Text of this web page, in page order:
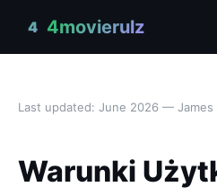
4 4movierulz
Last updated: June 2026 — James
Warunki